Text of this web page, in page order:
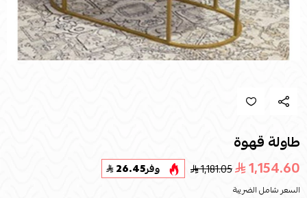
طاولة قهوة
1,154.60
1,181.05 وفر26.45
السعر شامل الضريبة